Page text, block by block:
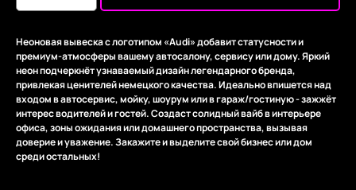
Неоновая вывеска с логотипом «Audi» добавит статусности и
премиум-атмосферы вашему автосалону, сервису или дому. Яркий
неон подчеркнёт узнаваемый дизайн легендарного бренда,
привлекая ценителей немецкого качества. Идеально впишется над
входом в автосервис, мойку, шоурум или в гараж/гостиную - зажжёт
интерес водителей и гостей. Создаст солидный вайб в интерьере
офиса, зоны ожидания или домашнего пространства, вызывая
доверие и уважение. Закажите и выделите свой бизнес или дом
среди остальных!